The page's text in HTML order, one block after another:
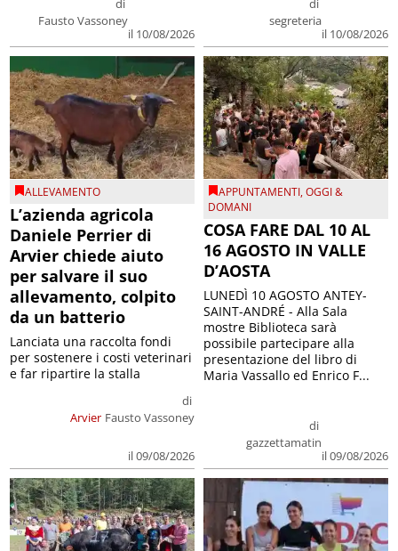
di
Fausto Vassoney
il 10/08/2026
di
segreteria
il 10/08/2026
ALLEVAMENTO
L’azienda agricola
Daniele Perrier di
Arvier chiede aiuto
per salvare il suo
allevamento, colpito
da un batterio
Arvier
di
Fausto Vassoney
il 09/08/2026
Lanciata una raccolta fondi
per sostenere i costi veterinari
e far ripartire la stalla
APPUNTAMENTI,OGGI &
DOMANI
COSA FARE DAL 10 AL
16 AGOSTO IN VALLE
D’AOSTA
di
gazzettamatin
il 09/08/2026
LUNEDÌ 10 AGOSTO ANTEY-
SAINT-ANDRÉ - Alla Sala
mostre Biblioteca sarà
possibile partecipare alla
presentazione del libro di
Maria Vassallo ed Enrico F...